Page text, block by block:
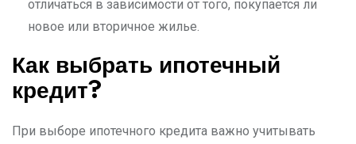
отличаться в зависимости от того, покупается ли
новое или вторичное жилье.
Как выбрать ипотечный
кредит?
При выборе ипотечного кредита важно учитывать